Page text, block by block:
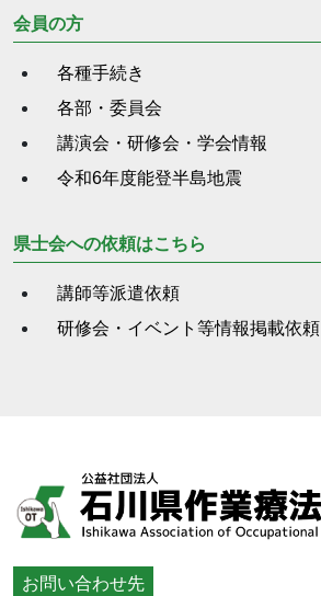
会員の方
各種手続き
各部・委員会
講演会・研修会・学会情報
令和6年度能登半島地震
県士会への依頼はこちら
講師等派遣依頼
研修会・イベント等情報掲載依頼
お問い合わせ先